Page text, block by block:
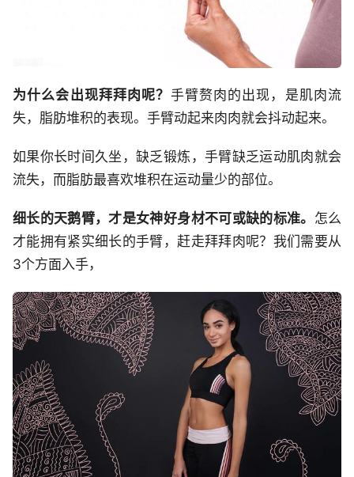
为什么会出现拜拜肉呢？ 手臂赘肉的出现，是肌肉流
失，脂肪堆积的表现。手臂动起来肉肉就会抖动起来。
如果你长时间久坐，缺乏锻炼，手臂缺乏运动肌肉就会
流失，而脂肪最喜欢堆积在运动量少的部位。
细长的天鹅臂，才是女神好身材不可或缺的标准。 怎么
才能拥有紧实细长的手臂，赶走拜拜肉呢？我们需要从
3个方面入手，